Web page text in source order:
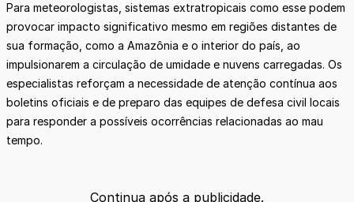
Para meteorologistas, sistemas extratropicais como esse podem
provocar impacto significativo mesmo em regiões distantes de
sua formação, como a Amazônia e o interior do país, ao
impulsionarem a circulação de umidade e nuvens carregadas. Os
especialistas reforçam a necessidade de atenção contínua aos
boletins oficiais e de preparo das equipes de defesa civil locais
para responder a possíveis ocorrências relacionadas ao mau
tempo.
Continua após a publicidade.